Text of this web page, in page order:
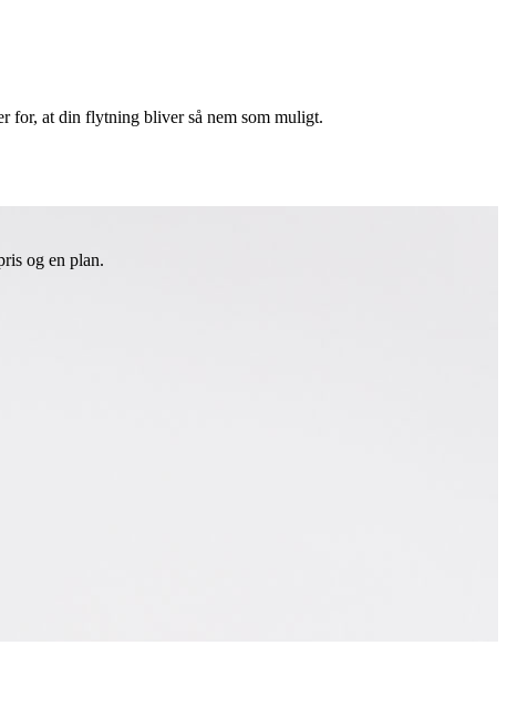
for, at din flytning bliver så nem som muligt.
og en plan.